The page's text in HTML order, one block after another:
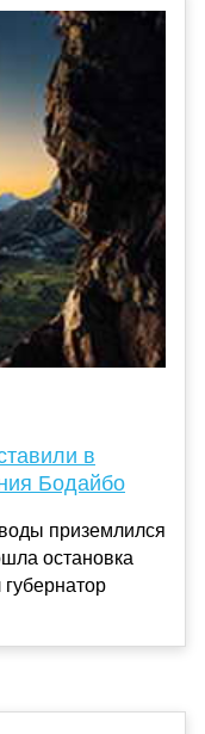
в
Бодайбо
приземлился
остановка